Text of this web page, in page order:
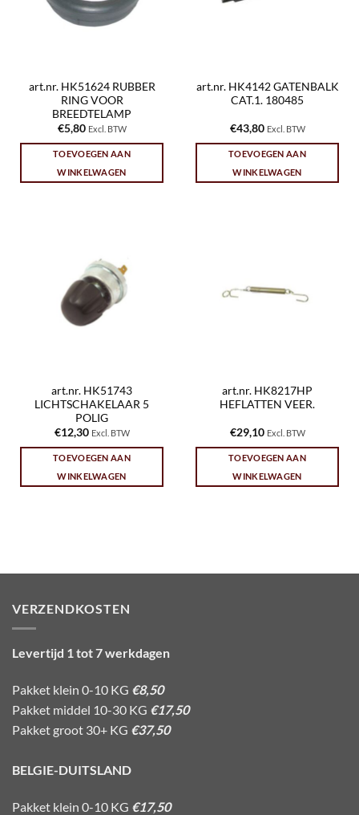
art.nr. HK51624 RUBBER
RING VOOR
BREEDTELAMP
€5,80 Excl. BTW
TOEVOEGEN AAN
WINKELWAGEN
art.nr. HK4142 GATENBALK
CAT.1. 180485
€43,80 Excl. BTW
TOEVOEGEN AAN
WINKELWAGEN
art.nr. HK51743
LICHTSCHAKELAAR 5
POLIG
€12,30 Excl. BTW
TOEVOEGEN AAN
WINKELWAGEN
art.nr. HK8217HP
HEFLATTEN VEER.
€29,10 Excl. BTW
TOEVOEGEN AAN
WINKELWAGEN
VERZENDKOSTEN
Levertijd 1 tot 7 werkdagen
Pakket klein 0-10 KG €8,50
Pakket middel 10-30 KG €17,50
Pakket groot 30+ KG €37,50
BELGIE-DUITSLAND
Pakket klein 0-10 KG €17,50